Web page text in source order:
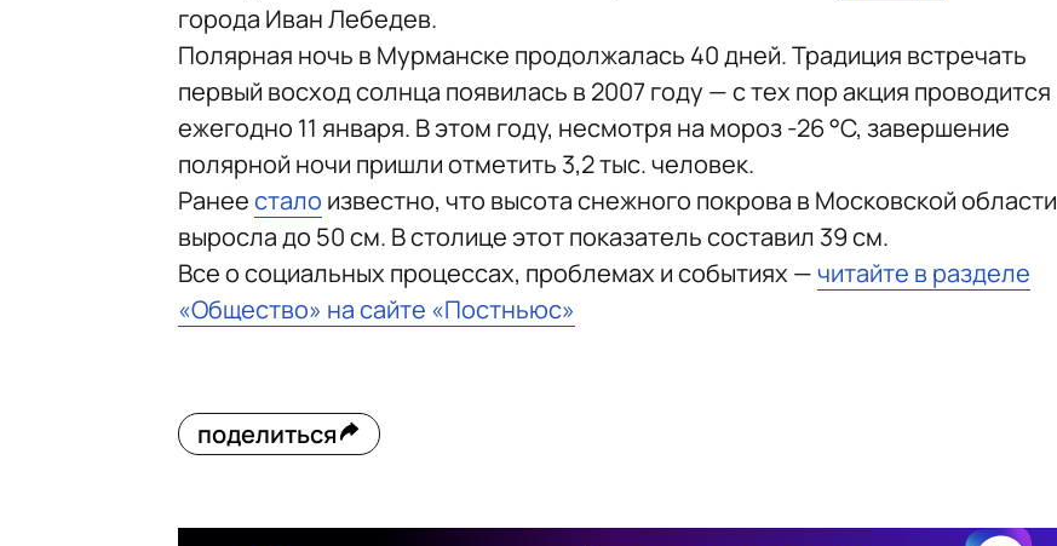
города Иван Лебедев.
Полярная ночь в Мурманске продолжалась 40 дней. Традиция встречать
первый восход солнца появилась в 2007 году — с тех пор акция проводится
ежегодно 11 января. В этом году, несмотря на мороз -26 °C, завершение
полярной ночи пришли отметить 3,2 тыс. человек.
Ранеестало известно, что высота снежного покрова в Московской области
выросла до 50 см. В столице этот показатель составил 39 см.
Все о социальных процессах, проблемах и событиях —читайте в разделе
«Общество» на сайте «Постньюс»
поделиться